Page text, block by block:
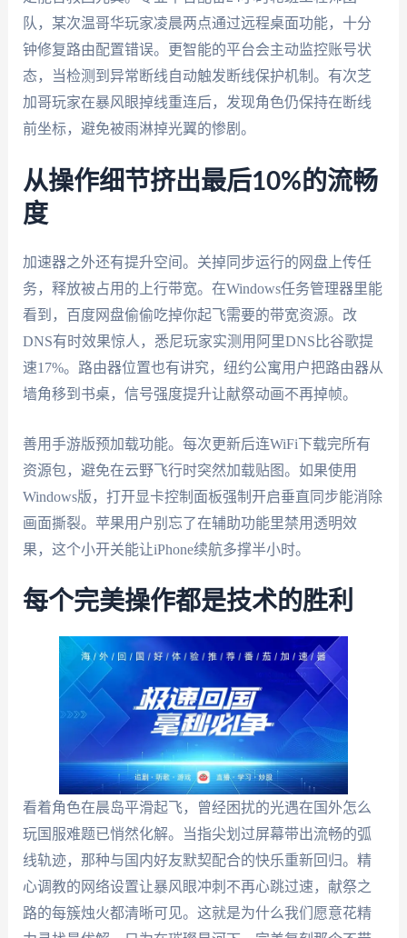
队，某次温哥华玩家凌晨两点通过远程桌面功能，十分
钟修复路由配置错误。更智能的平台会主动监控账号状
态，当检测到异常断线自动触发断线保护机制。有次芝
加哥玩家在暴风眼掉线重连后，发现角色仍保持在断线
前坐标，避免被雨淋掉光翼的惨剧。
从操作细节挤出最后10%的流畅
度
加速器之外还有提升空间。关掉同步运行的网盘上传任
务，释放被占用的上行带宽。在Windows任务管理器里能
看到，百度网盘偷偷吃掉你起飞需要的带宽资源。改
DNS有时效果惊人，悉尼玩家实测用阿里DNS比谷歌提
速17%。路由器位置也有讲究，纽约公寓用户把路由器从
墙角移到书桌，信号强度提升让献祭动画不再掉帧。
善用手游版预加载功能。每次更新后连WiFi下载完所有
资源包，避免在云野飞行时突然加载贴图。如果使用
Windows版，打开显卡控制面板强制开启垂直同步能消除
画面撕裂。苹果用户别忘了在辅助功能里禁用透明效
果，这个小开关能让iPhone续航多撑半小时。
每个完美操作都是技术的胜利
看着角色在晨岛平滑起飞，曾经困扰的光遇在国外怎么
玩国服难题已悄然化解。当指尖划过屏幕带出流畅的弧
线轨迹，那种与国内好友默契配合的快乐重新回归。精
心调教的网络设置让暴风眼冲刺不再心跳过速，献祭之
路的每簇烛火都清晰可见。这就是为什么我们愿意花精